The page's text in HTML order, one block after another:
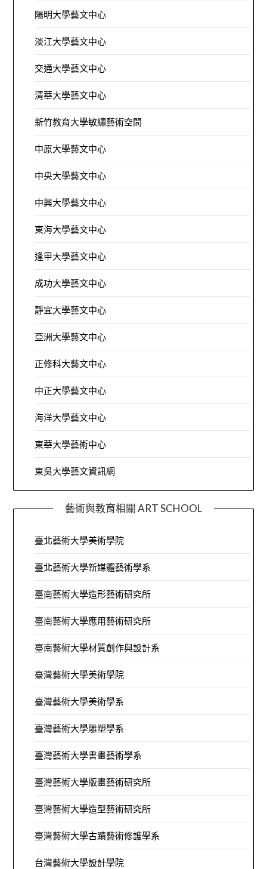
陽明大學藝文中心
淡江大學藝文中心
交通大學藝文中心
清華大學藝文中心
新竹教育大學敏繡藝術空間
中原大學藝文中心
中央大學藝文中心
中興大學藝文中心
東海大學藝文中心
逢甲大學藝文中心
成功大學藝文中心
靜宜大學藝文中心
亞洲大學藝文中心
正修科大藝文中心
中正大學藝文中心
海洋大學藝文中心
東華大學藝術中心
東吳大學藝文資訊網
藝術與教育相關 ART SCHOOL
臺北藝術大學美術學院
臺北藝術大學新媒體藝術學系
臺南藝術大學造形藝術研究所
臺南藝術大學應用藝術研究所
臺南藝術大學材質創作與設計系
臺灣藝術大學美術學院
臺灣藝術大學美術學系
臺灣藝術大學雕塑學系
臺灣藝術大學書畫藝術學系
臺灣藝術大學版畫藝術研究所
臺灣藝術大學造型藝術研究所
臺灣藝術大學古蹟藝術修護學系
台灣藝術大學設計學院